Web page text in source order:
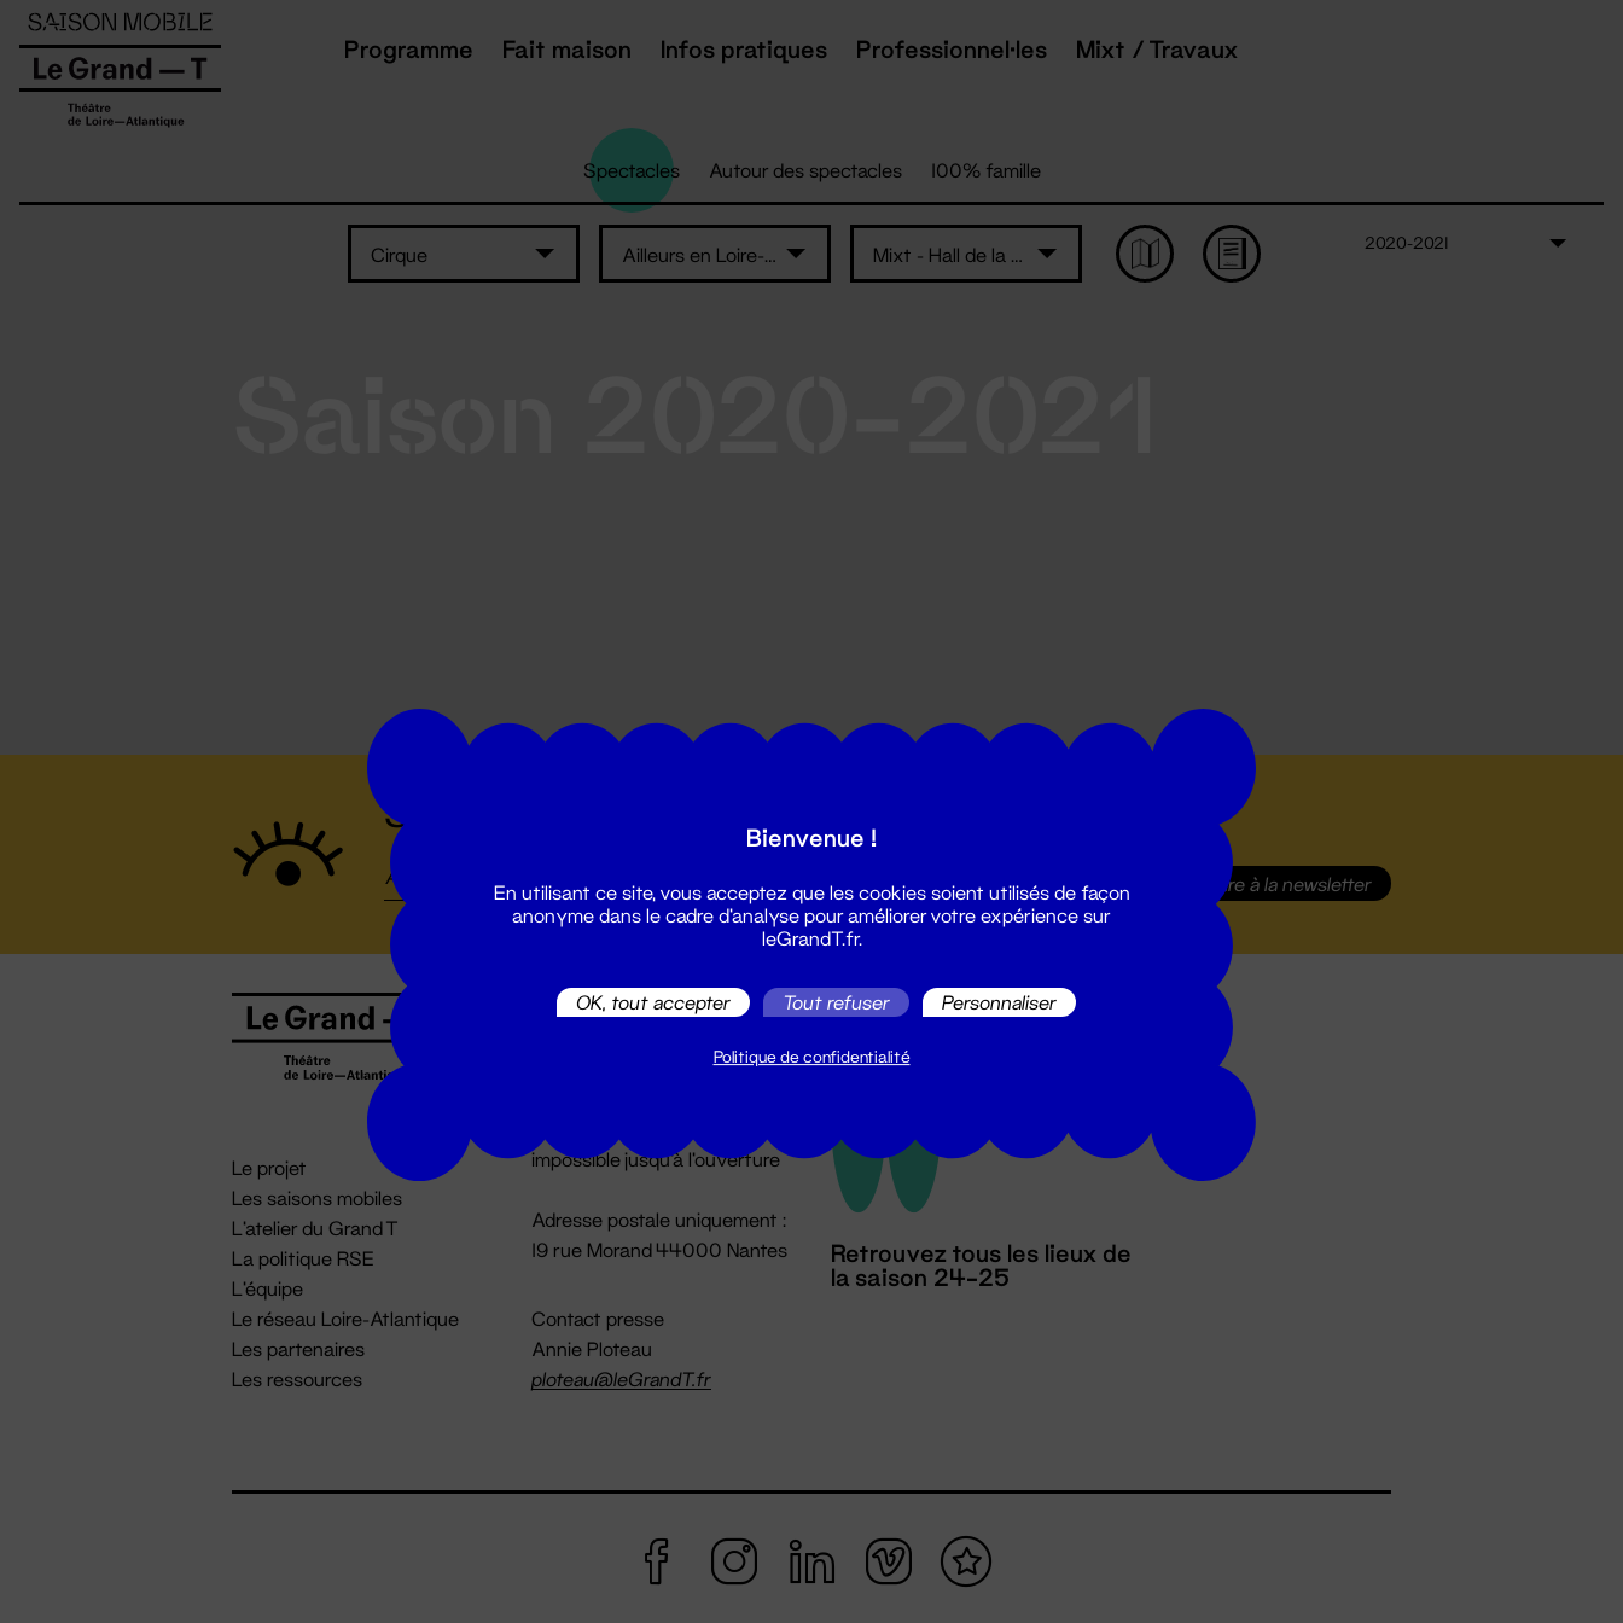
Programme Fait maison Infos pratiques Professionnel·les Mixt / Travaux
Spectacles Autour des spectacles 100% famille
Cirque Ailleurs en Loire-Atlantique Mixt - Hall de la salle Super
2020-2021
Suivez toutes les actualités du Grand T :
S'inscrire à la newsletter
Le projet
Les saisons mobiles
L'atelier du Grand T
La politique RSE
L'équipe
Le réseau Loire-Atlantique
Les partenaires
Les ressources
Billetterie
billetterie@leGrandT.fr
impossible jusqu'à l'ouverture
Adresse postale uniquement :
19 rue Morand 44000 Nantes
Contact presse
Annie Ploteau
ploteau@leGrandT.fr
Retrouvez tous les lieux de
la saison 24-25
Panneau de gestion des cookies
Bienvenue !
En utilisant ce site, vous acceptez que les cookies soient utilisés de façon
anonyme dans le cadre d'analyse pour améliorer votre expérience sur
leGrandT.fr.
OK, tout accepter Tout refuser Personnaliser
Politique de confidentialité